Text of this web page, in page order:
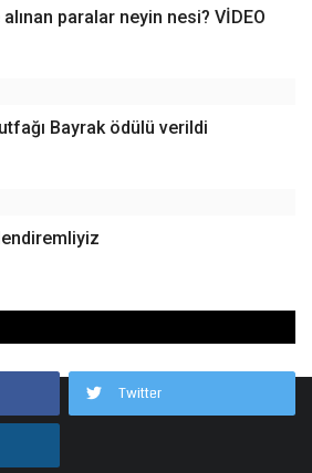
paralar neyin nesi? VİDEO
Bayrak ödülü verildi
Twitter